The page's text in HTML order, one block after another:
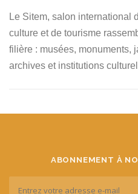
Le Sitem, salon international
culture et de tourisme
filière : musées, monuments,
archives et institutions
ABONNEMENT À